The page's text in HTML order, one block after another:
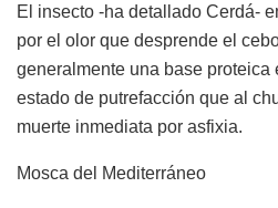
El insecto -ha detallado Cerdá-
por el olor que desprende el
generalmente una base proteica
estado de putrefacción que al
muerte inmediata por asfixia.
Mosca del Mediterráneo